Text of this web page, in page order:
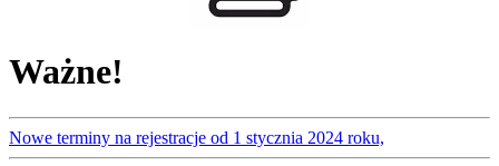
Ważne!
Nowe terminy na rejestracje od 1 stycznia 2024 roku,